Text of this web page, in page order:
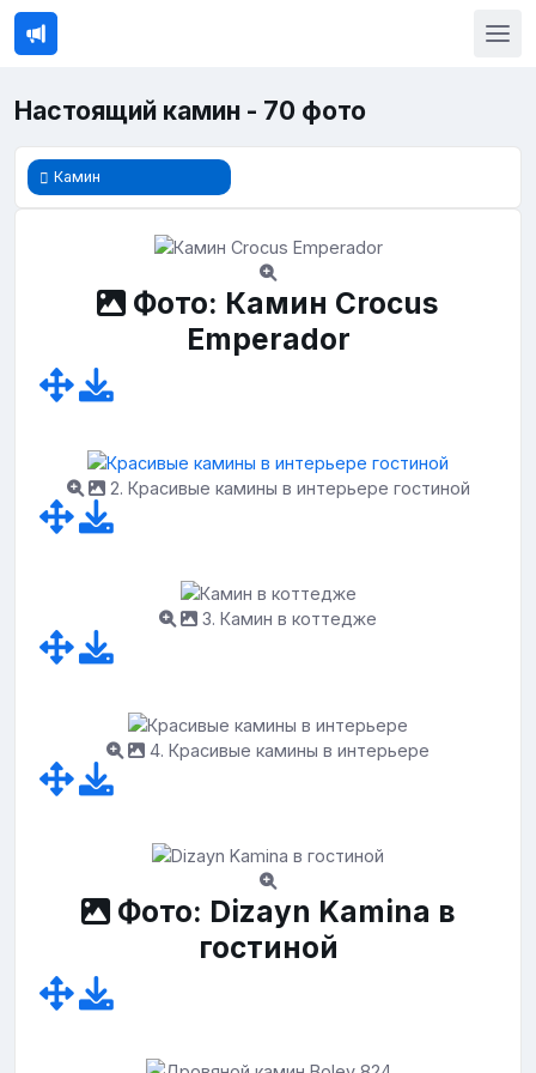
Настоящий камин - 70 фото
Камин
Фото: Камин Crocus
Emperador
2. Красивые камины в интерьере гостиной
3. Камин в коттедже
4. Красивые камины в интерьере
Фото: Dizayn Kamina в
гостиной